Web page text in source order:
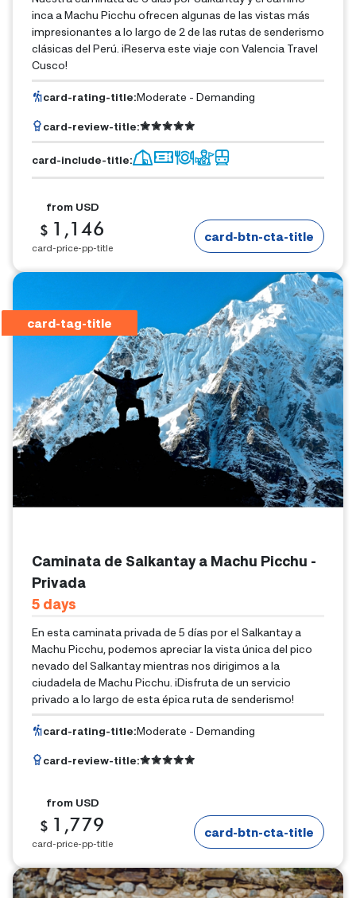
inca a Machu Picchu ofrecen algunas de las vistas más
impresionantes a lo largo de 2 de las rutas de senderismo
clásicas del Perú. ¡Reserva este viaje con Valencia Travel
Cusco!
card-rating-title:Moderate - Demanding
card-review-title:
card-include-title:
from USD
$ 1,146
card-price-pp-title
card-btn-cta-title
card-tag-title
Caminata de Salkantay a Machu Picchu -
Privada
5 Days
En esta caminata privada de 5 días por el Salkantay a
Machu Picchu, podemos apreciar la vista única del pico
nevado del Salkantay mientras nos dirigimos a la
ciudadela de Machu Picchu. ¡Disfruta de un servicio
privado a lo largo de esta épica ruta de senderismo!
card-rating-title:Moderate - Demanding
card-review-title:
from USD
$ 1,779
card-price-pp-title
card-btn-cta-title